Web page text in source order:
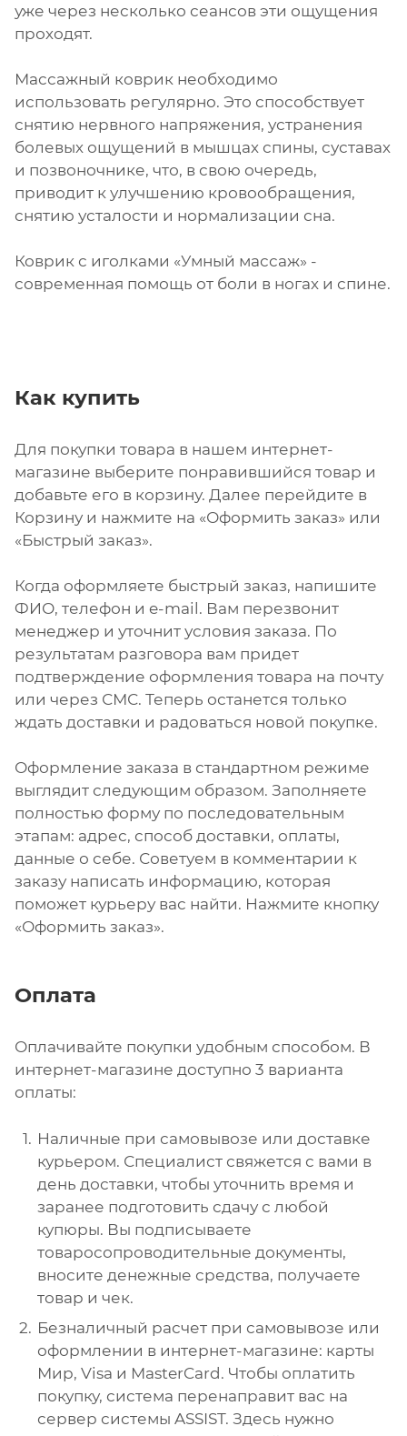
уже через несколько сеансов эти ощущения
проходят.
Массажный коврик необходимо
использовать регулярно. Это способствует
снятию нервного напряжения, устранения
болевых ощущений в мышцах спины, суставах
и позвоночнике, что, в свою очередь,
приводит к улучшению кровообращения,
снятию усталости и нормализации сна.
Коврик с иголками «Умный массаж» -
современная помощь от боли в ногах и спине.
Как купить
Для покупки товара в нашем интернет-
магазине выберите понравившийся товар и
добавьте его в корзину. Далее перейдите в
Корзину и нажмите на «Оформить заказ» или
«Быстрый заказ».
Когда оформляете быстрый заказ, напишите
ФИО, телефон и e-mail. Вам перезвонит
менеджер и уточнит условия заказа. По
результатам разговора вам придет
подтверждение оформления товара на почту
или через СМС. Теперь останется только
ждать доставки и радоваться новой покупке.
Оформление заказа в стандартном режиме
выглядит следующим образом. Заполняете
полностью форму по последовательным
этапам: адрес, способ доставки, оплаты,
данные о себе. Советуем в комментарии к
заказу написать информацию, которая
поможет курьеру вас найти. Нажмите кнопку
«Оформить заказ».
Оплата
Оплачивайте покупки удобным способом. В
интернет-магазине доступно 3 варианта
оплаты:
Наличные при самовывозе или доставке
курьером. Специалист свяжется с вами в
день доставки, чтобы уточнить время и
заранее подготовить сдачу с любой
купюры. Вы подписываете
товаросопроводительные документы,
вносите денежные средства, получаете
товар и чек.
Безналичный расчет при самовывозе или
оформлении в интернет-магазине: карты
Мир, Visa и MasterCard. Чтобы оплатить
покупку, система перенаправит вас на
сервер системы ASSIST. Здесь нужно